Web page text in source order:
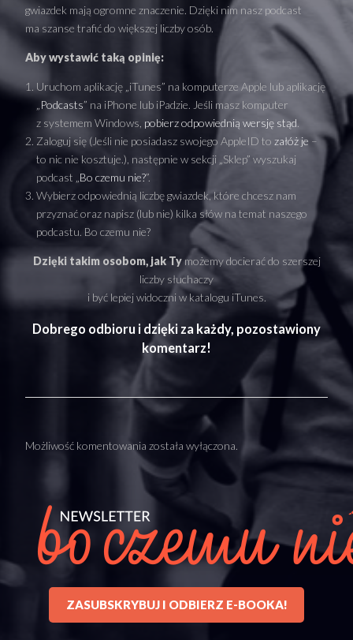
gwiazdek mają ogromne znaczenie. Dzięki nim nasz podcast
ma szanse trafić do większej liczby osób.
Aby wystawić taką opinię:
Uruchom aplikację „iTunes” na komputerze Apple lub aplikację
„Podcasts” na iPhone lub iPadzie. Jeśli masz komputer
z systemem Windows, pobierz odpowiednią wersję stąd.
Zaloguj się (Jeśli nie posiadasz swojego AppleID to załóż je –
to nic nie kosztuje.), następnie w sekcji „Sklep” wyszukaj
podcast „Bo czemu nie?”.
Wybierz odpowiednią liczbę gwiazdek, które chcesz nam
przyznać oraz napisz (lub nie) kilka słów na temat naszego
podcastu. Bo czemu nie?
Dzięki takim osobom, jak Tymożemy docierać do szerszej
liczby słuchaczy
i być lepiej widoczni w katalogu iTunes.
Dobrego odbioru i dzięki za każdy, pozostawiony
komentarz!
Możliwość komentowania została wyłączona.
ZASUBSKRYBUJ I ODBIERZ E-BOOKA!